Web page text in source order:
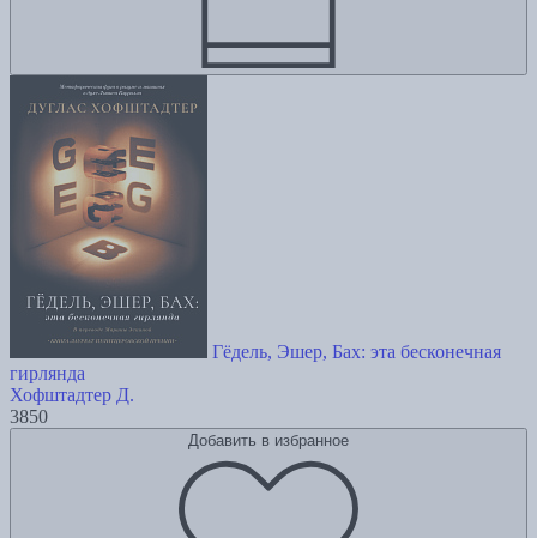
Гёдель, Эшер, Бах: эта бесконечная
гирлянда
Хофштадтер Д.
3850
Добавить в избранное